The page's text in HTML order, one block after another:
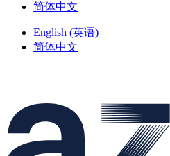
简体中文
English (英语)
简体中文